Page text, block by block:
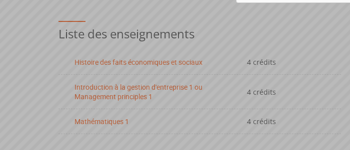
Liste des enseignements
Histoire des faits économiques et sociaux 4 crédits
Introduction à la gestion d'entreprise 1 ou
Management principles 1
4 crédits
Mathématiques 1 4 crédits